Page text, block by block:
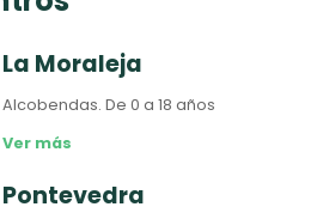
La Moraleja
Alcobendas.De 0 a 18 años
Ver más
Pontevedra